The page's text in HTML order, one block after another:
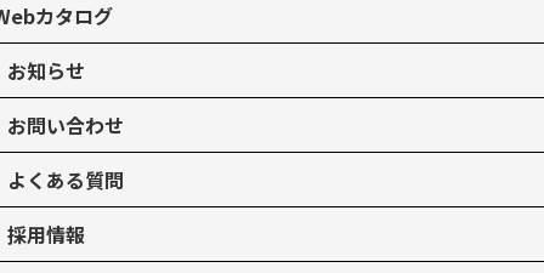
カタログ
お知らせ
お問い合わせ
よくある質問
採用情報